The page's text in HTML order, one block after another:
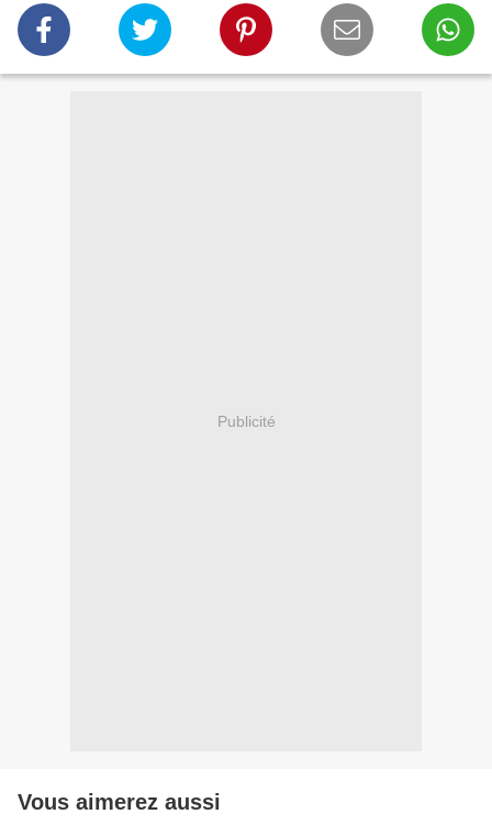
Publicité
Vous aimerez aussi